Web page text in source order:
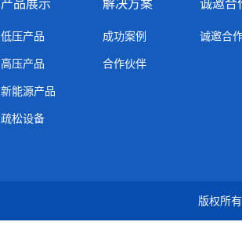
产品展示
低压产品
高压产品
新能源产品
疏松设备
解决方案
成功案例
合作伙伴
诚邀合
诚邀合
版权所